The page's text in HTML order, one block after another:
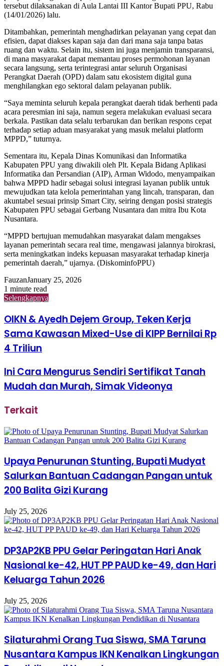
tersebut dilaksanakan di Aula Lantai III Kantor Bupati PPU, Rabu
(14/01/2026) lalu.
Ditambahkan, pemerintah menghadirkan pelayanan yang cepat dan
efisien, dapat diakses kapan saja dan dari mana saja tanpa batas
ruang dan waktu. Selain itu, sistem ini juga menjamin transparansi,
di mana masyarakat dapat memantau proses permohonan layanan
secara langsung, serta terintegrasi antar seluruh Organisasi
Perangkat Daerah (OPD) dalam satu ekosistem digital guna
menghilangkan ego sektoral dalam pelayanan publik.
“Saya meminta seluruh kepala perangkat daerah tidak berhenti pada
acara peresmian ini saja, namun segera melakukan evaluasi secara
berkala. Pastikan data selalu terbarukan dan berikan respons cepat
terhadap setiap aduan masyarakat yang masuk melalui platform
MPPD,” tuturnya.
Sementara itu, Kepala Dinas Komunikasi dan Informatika
Kabupaten PPU yang diwakili oleh Plt. Kepala Bidang Aplikasi
Informatika dan Persandian (AIP), Arman Widodo, menyampaikan
bahwa MPPD hadir sebagai solusi integrasi layanan publik untuk
mewujudkan tata kelola pemerintahan yang lincah, transparan, dan
akuntabel sesuai prinsip Smart City, seiring dengan posisi strategis
Kabupaten PPU sebagai Gerbang Nusantara dan mitra Ibu Kota
Nusantara.
“MPPD bertujuan memudahkan masyarakat dalam mengakses
layanan pemerintah secara real time, mengawasi jalannya birokrasi,
serta meningkatkan indeks kepuasan masyarakat terhadap kinerja
pemerintah daerah,” ujarnya. (DiskominfoPPU)
FauzanJanuary 25, 2026
1 minute read
Selengkapnya
OIKN & Ayedh Dejem Group, Teken Kerja
Sama Kawasan Mixed-Use di KIPP Bernilai Rp
4 Triliun
Ini Cara Mengurus Sendiri Sertifikat Tanah
Mudah dan Murah, Simak Videonya
Terkait
Upaya Penurunan Stunting, Bupati Mudyat
Salurkan Bantuan Cadangan Pangan untuk
200 Balita Gizi Kurang
July 25, 2026
DP3AP2KB PPU Gelar Peringatan Hari Anak
Nasional ke-42, HUT PP PAUD ke-49, dan Hari
Keluarga Tahun 2026
July 25, 2026
Silaturahmi Orang Tua Siswa, SMA Taruna
Nusantara Kampus IKN Kenalkan Lingkungan